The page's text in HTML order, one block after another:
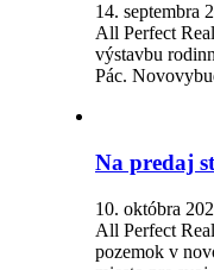
14. septembra
All Perfect
výstavbu
Pác.
Na predaj
10. októbra
All Perfect
pozemok v